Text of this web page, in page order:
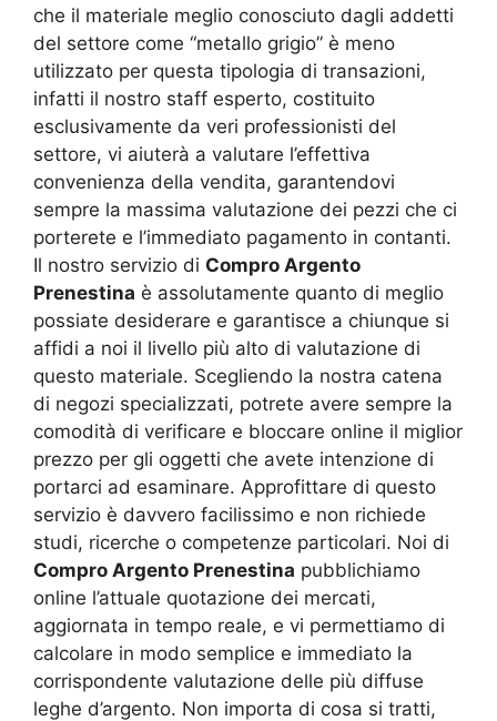
che il materiale meglio conosciuto dagli addetti
del settore come “metallo grigio” è meno
utilizzato per questa tipologia di transazioni,
infatti il nostro staff esperto, costituito
esclusivamente da veri professionisti del
settore, vi aiuterà a valutare l’effettiva
convenienza della vendita, garantendovi
sempre la massima valutazione dei pezzi che ci
porterete e l’immediato pagamento in contanti.
Il nostro servizio di Compro Argento
Prenestina è assolutamente quanto di meglio
possiate desiderare e garantisce a chiunque si
affidi a noi il livello più alto di valutazione di
questo materiale. Scegliendo la nostra catena
di negozi specializzati, potrete avere sempre la
comodità di verificare e bloccare online il miglior
prezzo per gli oggetti che avete intenzione di
portarci ad esaminare. Approfittare di questo
servizio è davvero facilissimo e non richiede
studi, ricerche o competenze particolari. Noi di
Compro Argento Prenestina pubblichiamo
online l’attuale quotazione dei mercati,
aggiornata in tempo reale, e vi permettiamo di
calcolare in modo semplice e immediato la
corrispondente valutazione delle più diffuse
leghe d’argento. Non importa di cosa si tratti,